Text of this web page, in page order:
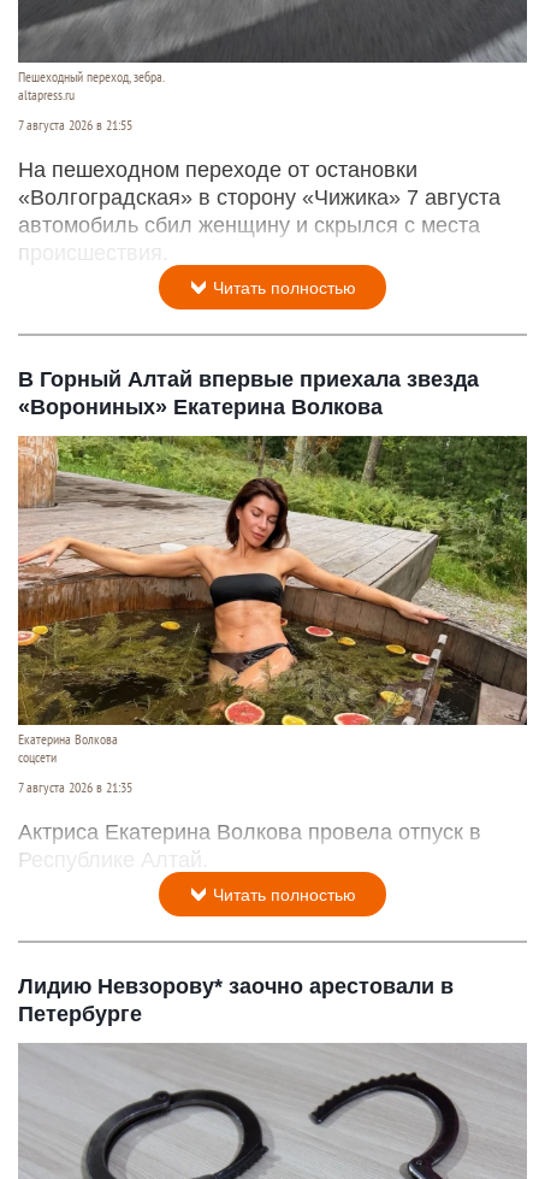
Пешеходный переход, зебра.
altapress.ru
7 августа 2026 в 21:55
На пешеходном переходе от остановки
«Волгоградская» в сторону «Чижика» 7 августа
автомобиль сбил женщину и скрылся с места
происшествия.
Читать полностью
В Горный Алтай впервые приехала звезда
«Ворониных» Екатерина Волкова
Екатерина Волкова
соцсети
7 августа 2026 в 21:35
Актриса Екатерина Волкова провела отпуск в
Республике Алтай.
Читать полностью
Лидию Невзорову* заочно арестовали в
Петербурге